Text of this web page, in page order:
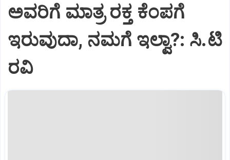
ಅವರಿಗೆ ಮಾತ್ರ ರಕ್ತ ಕೆಂಪಗೆ
ಇರುವುದಾ, ನಮಗೆ ಇಲ್ವಾ?: ಸಿ.ಟಿ
ರವಿ